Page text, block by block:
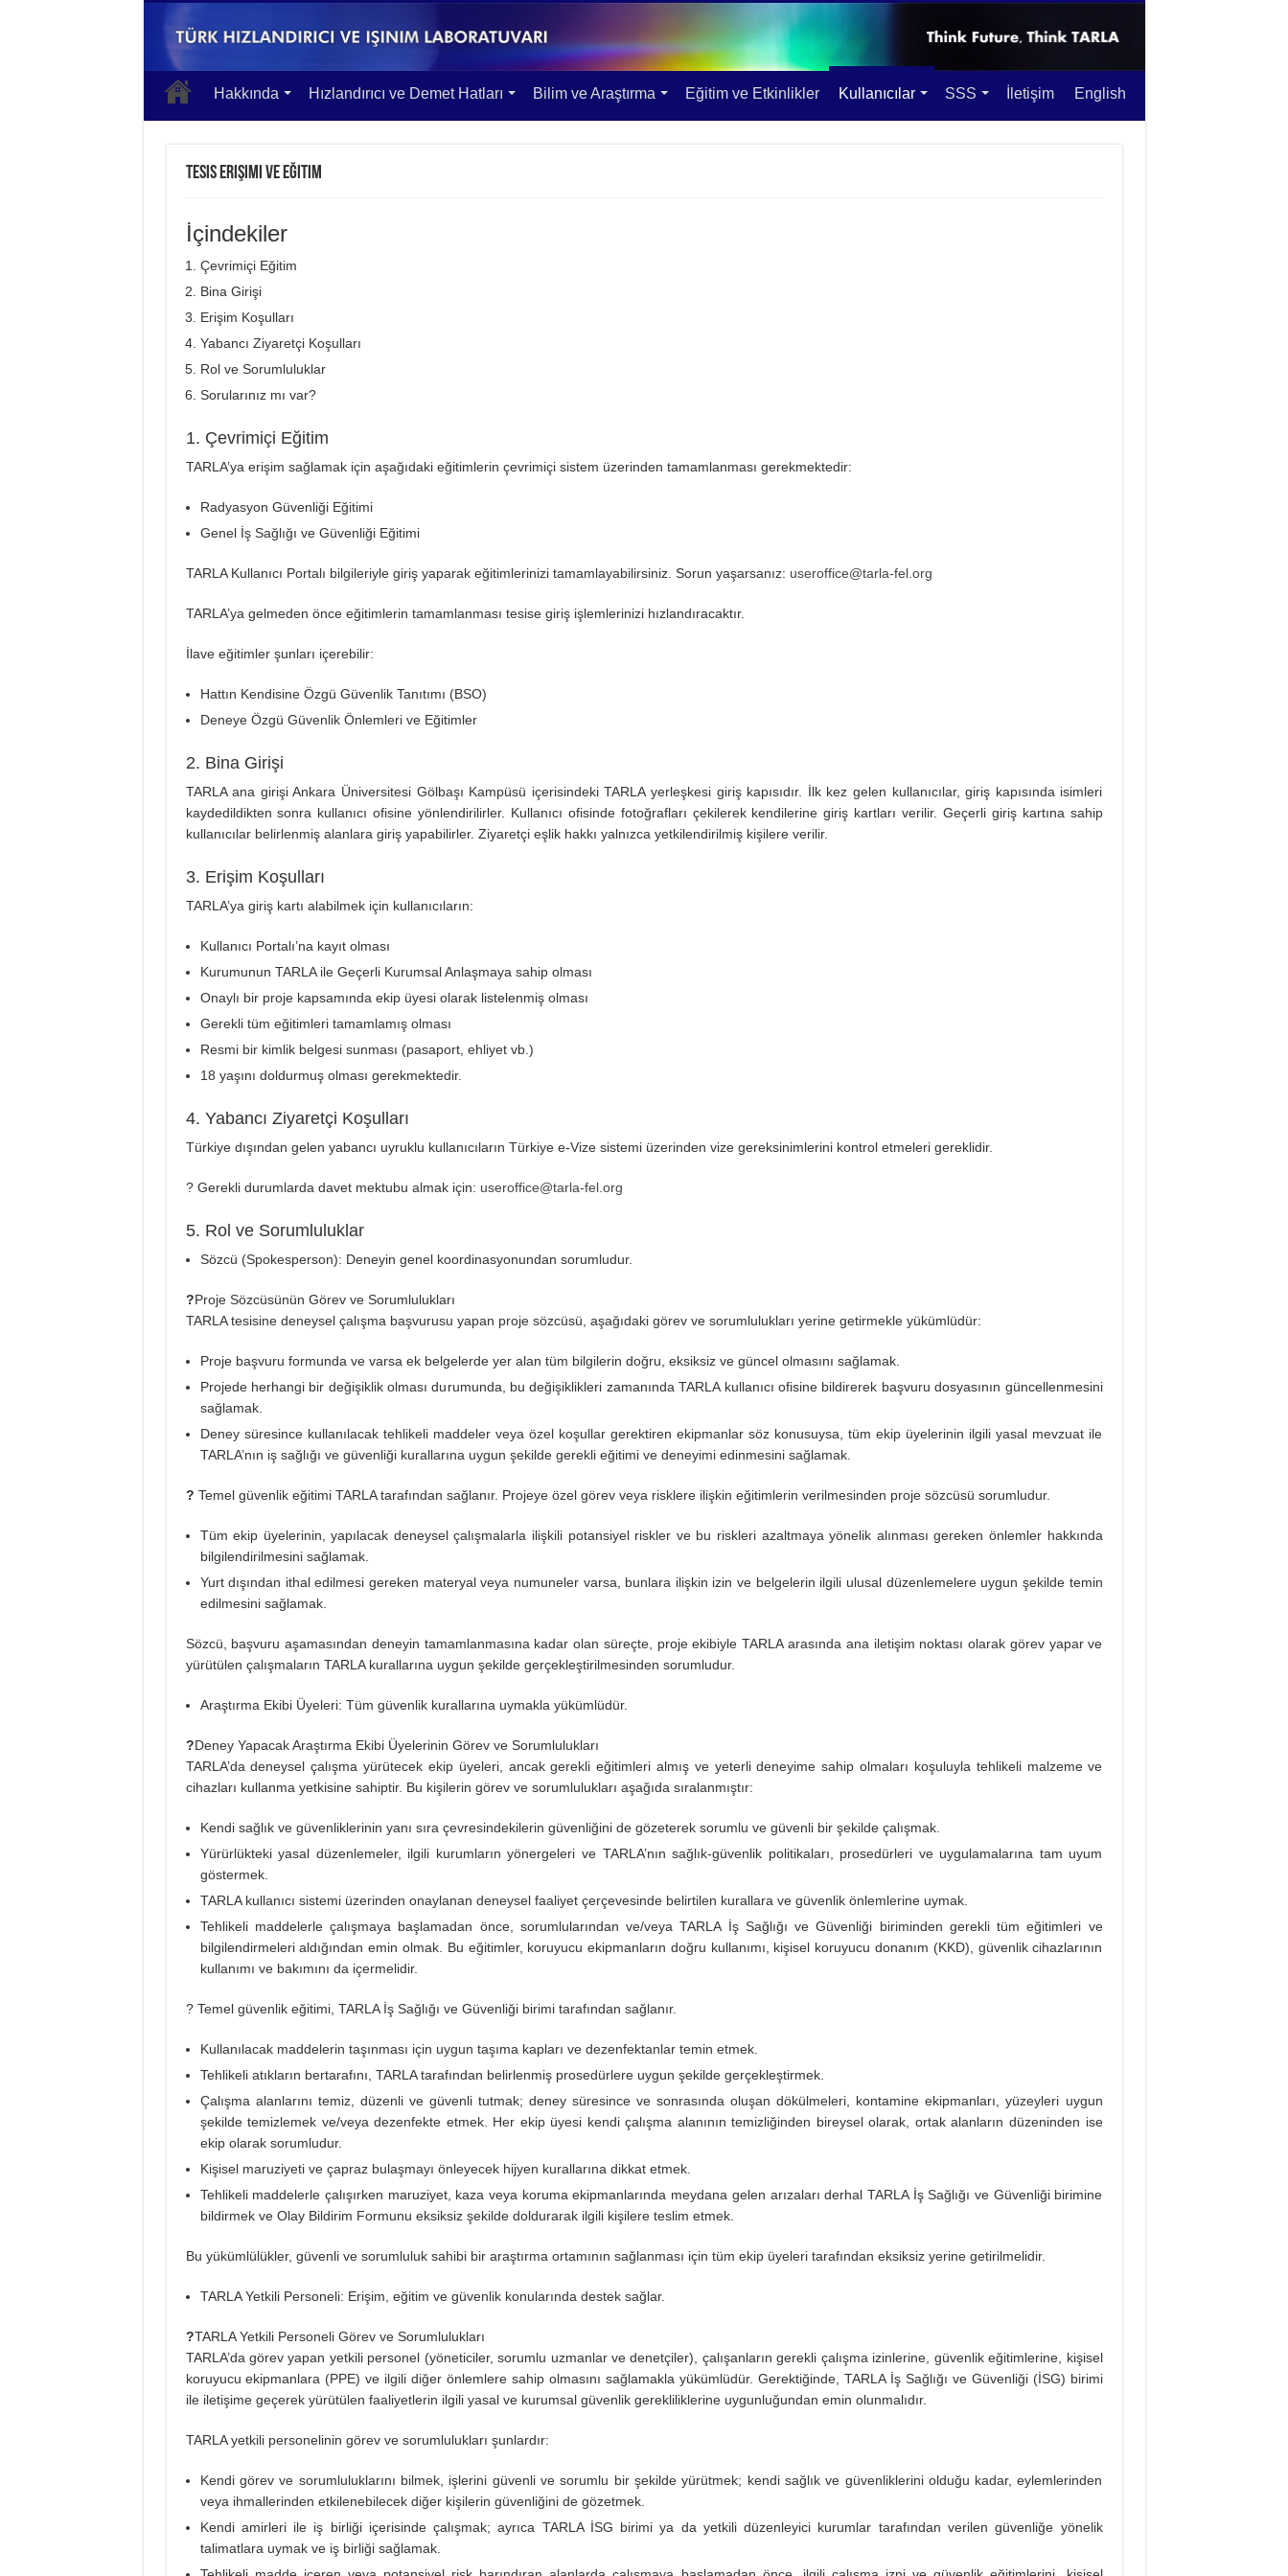
Hakkında Hızlandırıcı ve Demet Hatları Bilim ve Araştırma Eğitim ve Etkinlikler Kullanıcılar SSS İletişim English
Tesis Erişimi ve Eğitim
İçindekiler
Çevrimiçi Eğitim
Bina Girişi
Erişim Koşulları
Yabancı Ziyaretçi Koşulları
Rol ve Sorumluluklar
Sorularınız mı var?
1. Çevrimiçi Eğitim
TARLA’ya erişim sağlamak için aşağıdaki eğitimlerin çevrimiçi sistem üzerinden tamamlanması gerekmektedir:
Radyasyon Güvenliği Eğitimi
Genel İş Sağlığı ve Güvenliği Eğitimi
TARLA Kullanıcı Portalı bilgileriyle giriş yaparak eğitimlerinizi tamamlayabilirsiniz. Sorun yaşarsanız: useroffice@tarla-fel.org
TARLA’ya gelmeden önce eğitimlerin tamamlanması tesise giriş işlemlerinizi hızlandıracaktır.
İlave eğitimler şunları içerebilir:
Hattın Kendisine Özgü Güvenlik Tanıtımı (BSO)
Deneye Özgü Güvenlik Önlemleri ve Eğitimler
2. Bina Girişi
TARLA ana girişi Ankara Üniversitesi Gölbaşı Kampüsü içerisindeki TARLA yerleşkesi giriş kapısıdır. İlk kez gelen kullanıcılar, giriş kapısında isimleri
kaydedildikten sonra kullanıcı ofisine yönlendirilirler. Kullanıcı ofisinde fotoğrafları çekilerek kendilerine giriş kartları verilir. Geçerli giriş kartına sahip
kullanıcılar belirlenmiş alanlara giriş yapabilirler. Ziyaretçi eşlik hakkı yalnızca yetkilendirilmiş kişilere verilir.
3. Erişim Koşulları
TARLA’ya giriş kartı alabilmek için kullanıcıların:
Kullanıcı Portalı’na kayıt olması
Kurumunun TARLA ile Geçerli Kurumsal Anlaşmaya sahip olması
Onaylı bir proje kapsamında ekip üyesi olarak listelenmiş olması
Gerekli tüm eğitimleri tamamlamış olması
Resmi bir kimlik belgesi sunması (pasaport, ehliyet vb.)
18 yaşını doldurmuş olması gerekmektedir.
4. Yabancı Ziyaretçi Koşulları
Türkiye dışından gelen yabancı uyruklu kullanıcıların Türkiye e-Vize sistemi üzerinden vize gereksinimlerini kontrol etmeleri gereklidir.
? Gerekli durumlarda davet mektubu almak için: useroffice@tarla-fel.org
5. Rol ve Sorumluluklar
Sözcü (Spokesperson): Deneyin genel koordinasyonundan sorumludur.
?Proje Sözcüsünün Görev ve Sorumlulukları
TARLA tesisine deneysel çalışma başvurusu yapan proje sözcüsü, aşağıdaki görev ve sorumlulukları yerine getirmekle yükümlüdür:
Proje başvuru formunda ve varsa ek belgelerde yer alan tüm bilgilerin doğru, eksiksiz ve güncel olmasını sağlamak.
Projede herhangi bir değişiklik olması durumunda, bu değişiklikleri zamanında TARLA kullanıcı ofisine bildirerek başvuru dosyasının güncellenmesini
sağlamak.
Deney süresince kullanılacak tehlikeli maddeler veya özel koşullar gerektiren ekipmanlar söz konusuysa, tüm ekip üyelerinin ilgili yasal mevzuat ile
TARLA’nın iş sağlığı ve güvenliği kurallarına uygun şekilde gerekli eğitimi ve deneyimi edinmesini sağlamak.
? Temel güvenlik eğitimi TARLA tarafından sağlanır. Projeye özel görev veya risklere ilişkin eğitimlerin verilmesinden proje sözcüsü sorumludur.
Tüm ekip üyelerinin, yapılacak deneysel çalışmalarla ilişkili potansiyel riskler ve bu riskleri azaltmaya yönelik alınması gereken önlemler hakkında
bilgilendirilmesini sağlamak.
Yurt dışından ithal edilmesi gereken materyal veya numuneler varsa, bunlara ilişkin izin ve belgelerin ilgili ulusal düzenlemelere uygun şekilde temin
edilmesini sağlamak.
Sözcü, başvuru aşamasından deneyin tamamlanmasına kadar olan süreçte, proje ekibiyle TARLA arasında ana iletişim noktası olarak görev yapar ve
yürütülen çalışmaların TARLA kurallarına uygun şekilde gerçekleştirilmesinden sorumludur.
Araştırma Ekibi Üyeleri: Tüm güvenlik kurallarına uymakla yükümlüdür.
?Deney Yapacak Araştırma Ekibi Üyelerinin Görev ve Sorumlulukları
TARLA’da deneysel çalışma yürütecek ekip üyeleri, ancak gerekli eğitimleri almış ve yeterli deneyime sahip olmaları koşuluyla tehlikeli malzeme ve
cihazları kullanma yetkisine sahiptir. Bu kişilerin görev ve sorumlulukları aşağıda sıralanmıştır:
Kendi sağlık ve güvenliklerinin yanı sıra çevresindekilerin güvenliğini de gözeterek sorumlu ve güvenli bir şekilde çalışmak.
Yürürlükteki yasal düzenlemeler, ilgili kurumların yönergeleri ve TARLA’nın sağlık-güvenlik politikaları, prosedürleri ve uygulamalarına tam uyum
göstermek.
TARLA kullanıcı sistemi üzerinden onaylanan deneysel faaliyet çerçevesinde belirtilen kurallara ve güvenlik önlemlerine uymak.
Tehlikeli maddelerle çalışmaya başlamadan önce, sorumlularından ve/veya TARLA İş Sağlığı ve Güvenliği biriminden gerekli tüm eğitimleri ve
bilgilendirmeleri aldığından emin olmak. Bu eğitimler, koruyucu ekipmanların doğru kullanımı, kişisel koruyucu donanım (KKD), güvenlik cihazlarının
kullanımı ve bakımını da içermelidir.
? Temel güvenlik eğitimi, TARLA İş Sağlığı ve Güvenliği birimi tarafından sağlanır.
Kullanılacak maddelerin taşınması için uygun taşıma kapları ve dezenfektanlar temin etmek.
Tehlikeli atıkların bertarafını, TARLA tarafından belirlenmiş prosedürlere uygun şekilde gerçekleştirmek.
Çalışma alanlarını temiz, düzenli ve güvenli tutmak; deney süresince ve sonrasında oluşan dökülmeleri, kontamine ekipmanları, yüzeyleri uygun
şekilde temizlemek ve/veya dezenfekte etmek. Her ekip üyesi kendi çalışma alanının temizliğinden bireysel olarak, ortak alanların düzeninden ise
ekip olarak sorumludur.
Kişisel maruziyeti ve çapraz bulaşmayı önleyecek hijyen kurallarına dikkat etmek.
Tehlikeli maddelerle çalışırken maruziyet, kaza veya koruma ekipmanlarında meydana gelen arızaları derhal TARLA İş Sağlığı ve Güvenliği birimine
bildirmek ve Olay Bildirim Formunu eksiksiz şekilde doldurarak ilgili kişilere teslim etmek.
Bu yükümlülükler, güvenli ve sorumluluk sahibi bir araştırma ortamının sağlanması için tüm ekip üyeleri tarafından eksiksiz yerine getirilmelidir.
TARLA Yetkili Personeli: Erişim, eğitim ve güvenlik konularında destek sağlar.
?TARLA Yetkili Personeli Görev ve Sorumlulukları
TARLA’da görev yapan yetkili personel (yöneticiler, sorumlu uzmanlar ve denetçiler), çalışanların gerekli çalışma izinlerine, güvenlik eğitimlerine, kişisel
koruyucu ekipmanlara (PPE) ve ilgili diğer önlemlere sahip olmasını sağlamakla yükümlüdür. Gerektiğinde, TARLA İş Sağlığı ve Güvenliği (İSG) birimi
ile iletişime geçerek yürütülen faaliyetlerin ilgili yasal ve kurumsal güvenlik gerekliliklerine uygunluğundan emin olunmalıdır.
TARLA yetkili personelinin görev ve sorumlulukları şunlardır:
Kendi görev ve sorumluluklarını bilmek, işlerini güvenli ve sorumlu bir şekilde yürütmek; kendi sağlık ve güvenliklerini olduğu kadar, eylemlerinden
veya ihmallerinden etkilenebilecek diğer kişilerin güvenliğini de gözetmek.
Kendi amirleri ile iş birliği içerisinde çalışmak; ayrıca TARLA İSG birimi ya da yetkili düzenleyici kurumlar tarafından verilen güvenliğe yönelik
talimatlara uymak ve iş birliği sağlamak.